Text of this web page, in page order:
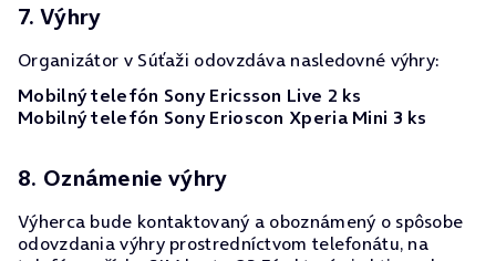
7. Výhry
Organizátor v Súťaži odovzdáva nasledovné výhry:
Mobilný telefón Sony Ericsson Live 2 ks
Mobilný telefón Sony Erioscon Xperia Mini 3 ks
8. Oznámenie výhry
Výherca bude kontaktovaný a oboznámený o spôsobe
odovzdania výhry prostredníctvom telefonátu, na